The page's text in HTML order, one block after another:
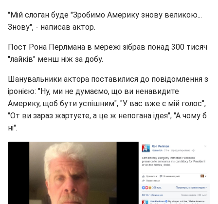
"Мій слоган буде "Зробимо Америку знову великою...
Знову", - написав актор.
Пост Рона Перлмана в мережі зібрав понад 300 тисяч
"лайків" менш ніж за добу.
Шанувальники актора поставилися до повідомлення з
іронією: "Ну, ми не думаємо, що ви ненавидите
Америку, щоб бути успішним", "У вас вже є мій голос",
"От ви зараз жартуєте, а це ж непогана ідея", "А чому б
ні".